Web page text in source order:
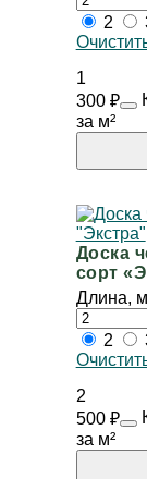
2
1
300 ₽
за м²
Доска
сорт
Длина, м
2
2
500 ₽
за м²